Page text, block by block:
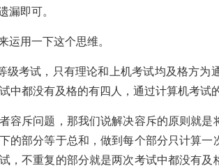
即可。
用一下这个思维。
考试，只有理论和上机考试均及格方为
中都没有及格的有四人，通过计算机考试
斥问题，那我们说解决容斥的原则就是
的部分等于总和，做到每个部分只计算
，不重复的部分就是两次考试中都没有及